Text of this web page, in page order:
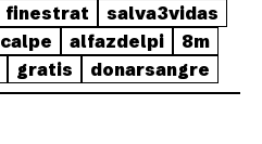
finestrat
salva3vidas
calpe alfazdelpi
8m
gratis donarsangre